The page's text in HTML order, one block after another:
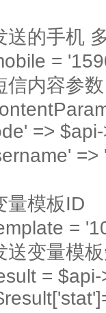
送的手机
=
信内容参数
=>
=>
量模板ID
=
送变量模
=